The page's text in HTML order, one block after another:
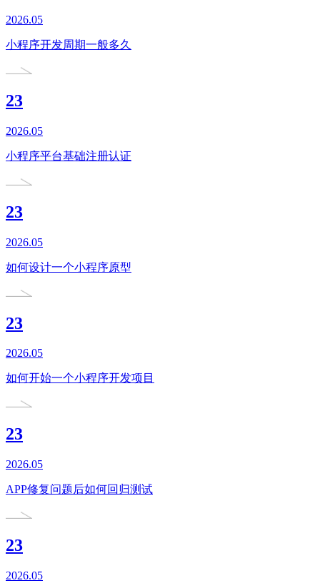
2026.05
小程序开发周期一般多久
23
2026.05
小程序平台基础注册认证
23
2026.05
如何设计一个小程序原型
23
2026.05
如何开始一个小程序开发项目
23
2026.05
APP修复问题后如何回归测试
23
2026.05